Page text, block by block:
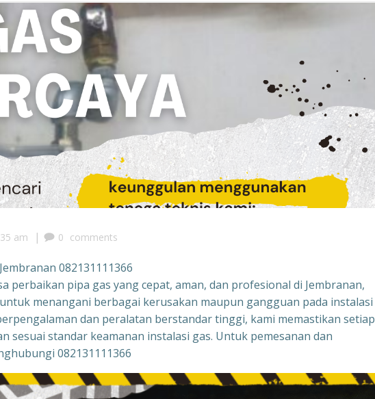
am | 0 comments
082131111366
perbaikan pipa gas yang cepat, aman, dan profesional di Jembranan,
menangani berbagai kerusakan maupun gangguan pada instalasi
dan peralatan berstandar tinggi, kami memastikan setiap
sesuai standar keamanan instalasi gas. Untuk pemesanan dan
082131111366